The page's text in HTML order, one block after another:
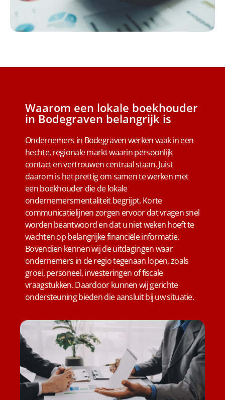
Waarom een lokale boekhouder
in Bodegraven belangrijk is
Ondernemers in Bodegraven werken vaak in een
hechte, regionale markt waarin persoonlijk
contact en vertrouwen centraal staan. Juist
daarom is het prettig om samen te werken met
een boekhouder die de lokale
ondernemersmentaliteit begrijpt. Korte
communicatielijnen zorgen ervoor dat vragen snel
worden beantwoord en dat u niet weken hoeft te
wachten op belangrijke financiële informatie.
Bovendien kennen wij de uitdagingen waar
ondernemers in de regio tegenaan lopen, zoals
groei, personeel, investeringen of fiscale
vraagstukken. Daardoor kunnen wij gerichte
ondersteuning bieden die aansluit bij uw situatie.